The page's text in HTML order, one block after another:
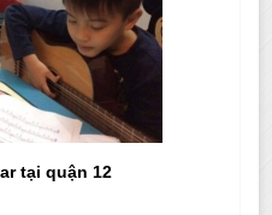
tại quận 12